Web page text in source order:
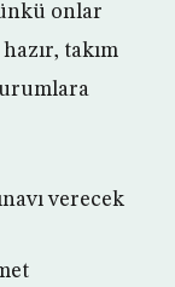
onlar
takım
verecek